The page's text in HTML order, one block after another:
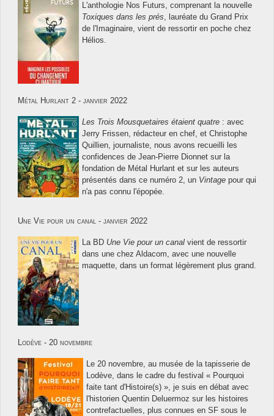
L'anthologie Nos Futurs, comprenant la nouvelle
Toxiques dans les prés, lauréate du Grand Prix
de l'Imaginaire, vient de ressortir en poche chez
Hélios.
Métal Hurlant 2 - janvier 2022
Les Trois Mousquetaires étaient quatre: avec
Jerry Frissen, rédacteur en chef, et Christophe
Quillien, journaliste, nous avons recueilli les
confidences de Jean-Pierre Dionnet sur la
fondation de Métal Hurlant et sur les auteurs
présentés dans ce numéro 2, un Vintagepour qui
n'a pas connu l'épopée.
Une Vie pour un canal - janvier 2022
La BD Une Vie pour un canalvient de ressortir
dans une chez Aldacom, avec une nouvelle
maquette, dans un format légèrement plus grand.
Lodève - 20 novembre
Le 20 novembre, au musée de la tapisserie de
Lodève, dans le cadre du festival « Pourquoi
faite tant d'Histoire(s) », je suis en débat avec
l'historien Quentin Deluermoz sur les histoires
contrefactuelles, plus connues en SF sous le